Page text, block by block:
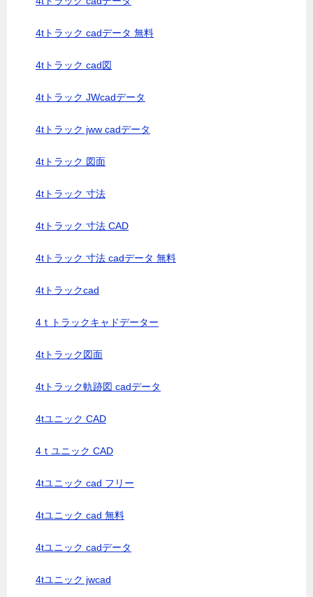
4tトラック cadデータ 無料
4tトラック cad図
4tトラック JWcadデータ
4tトラック jww cadデータ
4tトラック 図面
4tトラック 寸法
4tトラック 寸法 CAD
4tトラック 寸法 cadデータ 無料
4tトラックcad
4ｔトラックキャドデーター
4tトラック図面
4tトラック軌跡図 cadデータ
4tユニック CAD
4ｔユニック CAD
4tユニック cad フリー
4tユニック cad 無料
4tユニック cadデータ
4tユニック jwcad